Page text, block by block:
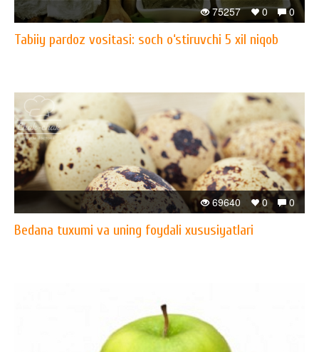
0
0
75257
Tabiiy pardoz vositasi: soch o‘stiruvchi 5 xil niqob
0
0
69640
Bedana tuxumi va uning foydali xususiyatlari